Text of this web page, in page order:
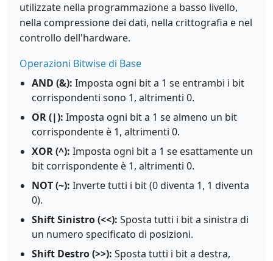
utilizzate nella programmazione a basso livello,
nella compressione dei dati, nella crittografia e nel
controllo dell'hardware.
Operazioni Bitwise di Base
AND (&): Imposta ogni bit a 1 se entrambi i bit
corrispondenti sono 1, altrimenti 0.
OR (|): Imposta ogni bit a 1 se almeno un bit
corrispondente è 1, altrimenti 0.
XOR (^): Imposta ogni bit a 1 se esattamente un
bit corrispondente è 1, altrimenti 0.
NOT (~): Inverte tutti i bit (0 diventa 1, 1 diventa
0).
Shift Sinistro (<<): Sposta tutti i bit a sinistra di
un numero specificato di posizioni.
Shift Destro (>>): Sposta tutti i bit a destra,